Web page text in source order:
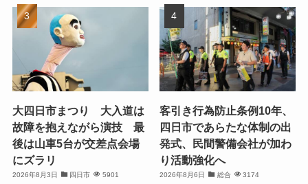
大四日市まつり 大入道は
故障を抱えながら演技 最
後は山車5台が交差点会場
にズラリ
2026年8月3日 四日市 5901
客引き行為防止条例10年、
四日市であらたな体制の出
発式、民間警備会社が加わ
り活動強化へ
2026年8月6日 総合 3174